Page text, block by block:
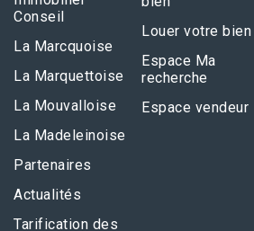
Conseil
La Marcquoise
La Marquettoise
La Mouvalloise
La Madeleinoise
Partenaires
Actualités
Tarification des
Louer votre bien
Espace Ma
recherche
Espace vendeur